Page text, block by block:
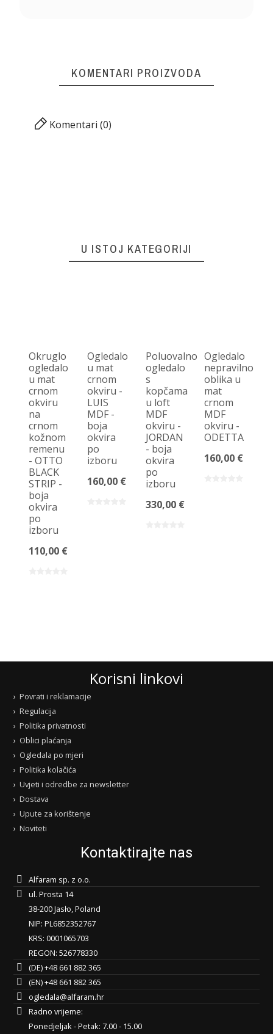
KOMENTARI PROIZVODA
Komentari (0)
U ISTOJ KATEGORIJI
Okruglo
ogledalo
u mat
crnom
okviru
na
crnom
kožnom
remenu
- OTTO
BLACK
STRIP -
boja
okvira
po
izboru
110,00 €
Ogledalo
u mat
crnom
okviru -
LUIS
MDF -
boja
okvira
po
izboru
160,00 €
Poluovalno
ogledalo
s
kopčama
u loft
MDF
okviru -
JORDAN
- boja
okvira
po
izboru
330,00 €
Ogledalo
nepravilnog
oblika u
mat
crnom
MDF
okviru -
ODETTA
160,00 €
Korisni linkovi
Povrati i reklamacije
Regulacija
Politika privatnosti
Oblici plaćanja
Ogledala po mjeri
Politika kolačića
Uvjeti i odredbe za newsletter
Dostava
Upute za korištenje
Noviteti
Kontaktirajte nas
Alfaram sp. z o.o.
ul. Prosta 14
38-200 Jasło, Poland
NIP: PL6852352767
KRS: 0001065703
REGON: 526778330
(DE) +48 661 882 365
(EN) +48 661 882 365
ogledala@alfaram.hr
Radno vrijeme:
Ponedjeljak - Petak: 7.00 - 15.00